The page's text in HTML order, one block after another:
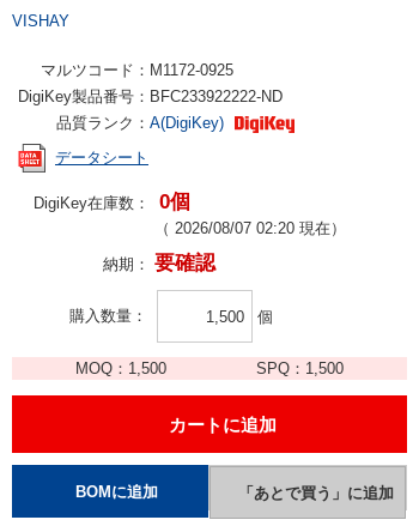
VISHAY
マルツコード： M1172-0925
DigiKey製品番号： BFC233922222-ND
品質ランク： A(DigiKey)
データシート
DigiKey在庫数： 0個
（ 2026/08/07 02:20 現在）
納期： 要確認
購入数量 個
MOQ： 1,500 SPQ： 1,500